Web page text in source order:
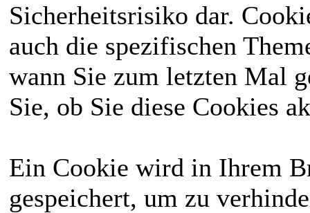
Sicherheitsrisiko dar.
auch die spezifischen
wann Sie zum letzten Mal
Sie, ob Sie diese Cookies
Ein Cookie wird in Ihrem
gespeichert, um zu